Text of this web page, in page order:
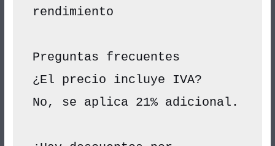
rendimiento
Preguntas frecuentes
¿El precio incluye IVA?
No, se aplica 21% adicional.